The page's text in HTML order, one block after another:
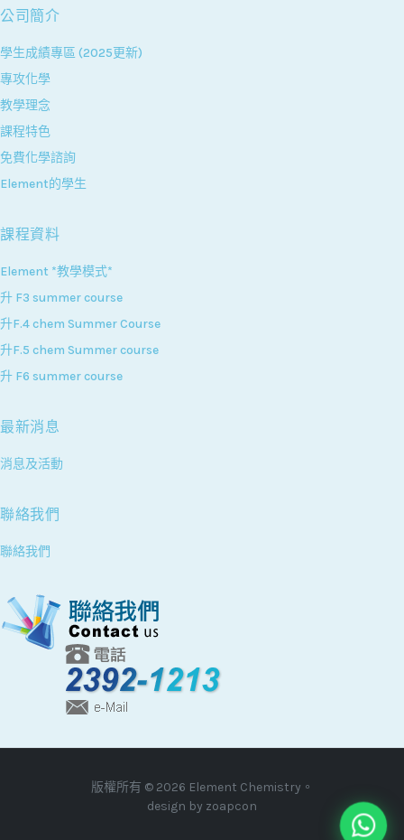
公司簡介
學生成績專區 (2025更新)
專攻化學
教學理念
課程特色
免費化學諮詢
Element的學生
課程資料
Element *教學模式*
升 F3 summer course
升F.4 chem Summer Course
升F.5 chem Summer course
升 F6 summer course
最新消息
消息及活動
聯絡我們
聯絡我們
版權所有 © 2026 Element Chemistry。
design by zoapcon